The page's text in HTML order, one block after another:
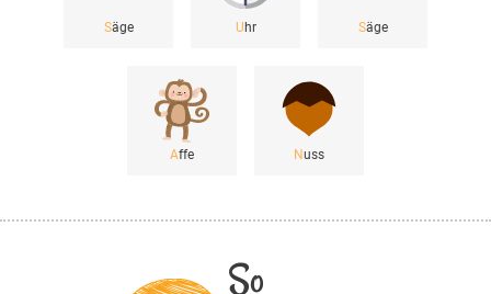
Säge U hr Säge
Affe Nuss
So